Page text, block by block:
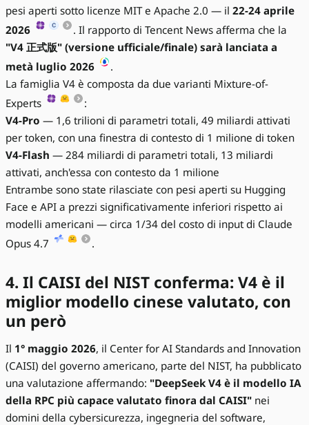
pesi aperti sotto licenze MIT e Apache 2.0 — il 22-24 aprile
2026
. Il rapporto di Tencent News afferma che la
"V4 正式版" (versione ufficiale/finale) sarà lanciata a
metà luglio 2026
.
La famiglia V4 è composta da due varianti Mixture-of-
Experts
:
V4-Pro — 1,6 trilioni di parametri totali, 49 miliardi attivati
per token, con una finestra di contesto di 1 milione di token
V4-Flash — 284 miliardi di parametri totali, 13 miliardi
attivati, anch'essa con contesto da 1 milione
Entrambe sono state rilasciate con pesi aperti su Hugging
Face e API a prezzi significativamente inferiori rispetto ai
modelli americani — circa 1/34 del costo di input di Claude
Opus 4.7
.
4. Il CAISI del NIST conferma: V4 è il
miglior modello cinese valutato, con
un però
Il 1° maggio 2026, il Center for AI Standards and Innovation
(CAISI) del governo americano, parte del NIST, ha pubblicato
una valutazione affermando: "DeepSeek V4 è il modello IA
della RPC più capace valutato finora dal CAISI" nei
domini della cybersicurezza, ingegneria del software,